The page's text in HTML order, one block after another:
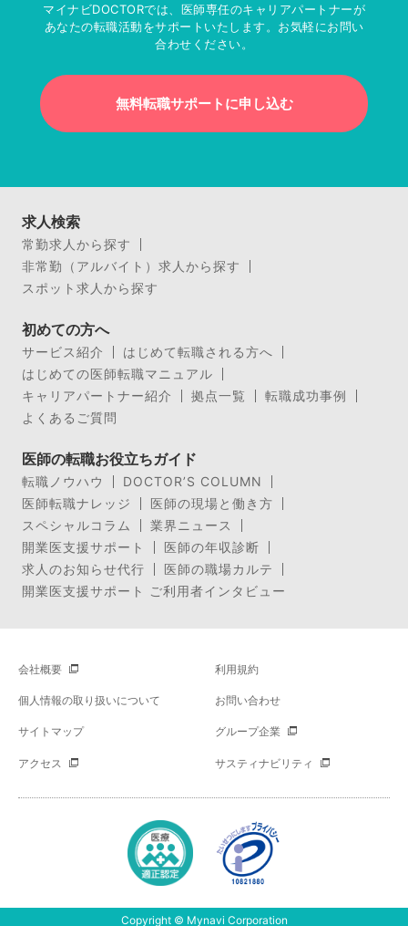
マイナビDOCTORでは、医師専任のキャリアパートナーが
あなたの転職活動をサポートいたします。お気軽にお問い
合わせください。
無料転職サポートに申し込む
求人検索
常勤求人から探す
非常勤（アルバイト）求人から探す
スポット求人から探す
初めての方へ
サービス紹介
はじめて転職される方へ
はじめての医師転職マニュアル
キャリアパートナー紹介
拠点一覧
転職成功事例
よくあるご質問
医師の転職お役立ちガイド
転職ノウハウ
DOCTOR’S COLUMN
医師転職ナレッジ
医師の現場と働き方
スペシャルコラム
業界ニュース
開業医支援サポート
医師の年収診断
求人のお知らせ代行
医師の職場カルテ
開業医支援サポート ご利用者インタビュー
会社概要 利用規約
個人情報の取り扱いについて お問い合わせ
サイトマップ グループ企業
アクセス サスティナビリティ
Copyright © Mynavi Corporation